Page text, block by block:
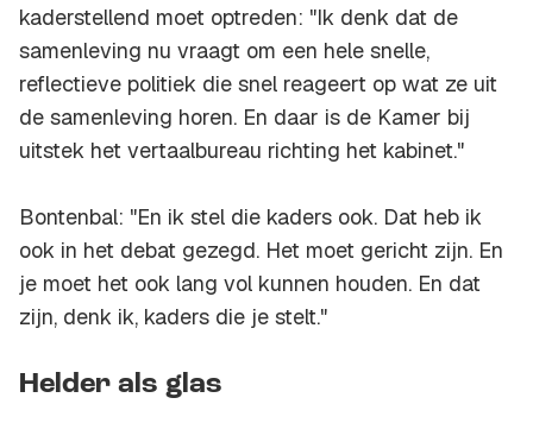
kaderstellend moet optreden: "Ik denk dat de
samenleving nu vraagt om een hele snelle,
reflectieve politiek die snel reageert op wat ze uit
de samenleving horen. En daar is de Kamer bij
uitstek het vertaalbureau richting het kabinet."
Bontenbal: "En ik stel die kaders ook. Dat heb ik
ook in het debat gezegd. Het moet gericht zijn. En
je moet het ook lang vol kunnen houden. En dat
zijn, denk ik, kaders die je stelt."
Helder als glas